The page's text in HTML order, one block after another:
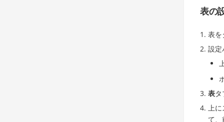
表の
表を
設定
表
上
て